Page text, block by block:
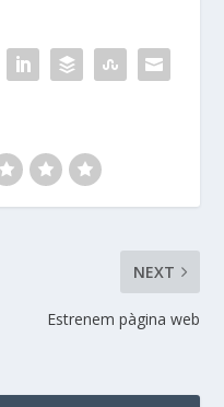
NEXT
Estrenem pàgina web